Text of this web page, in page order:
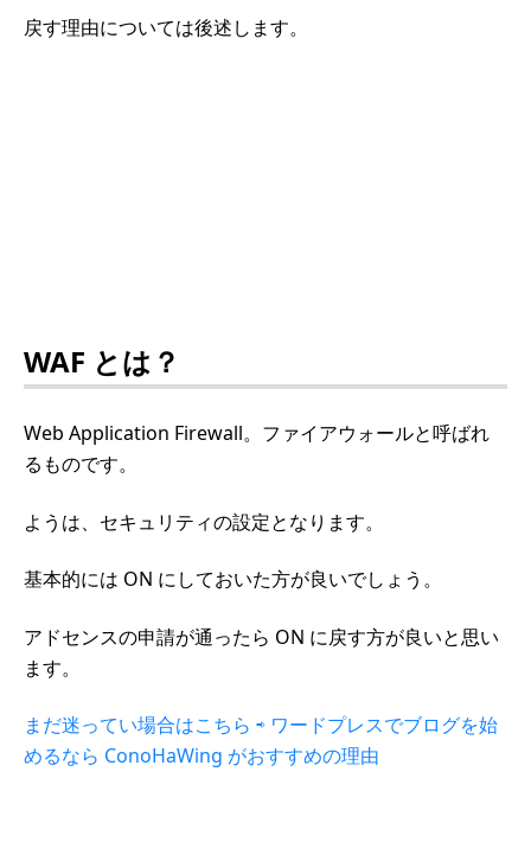
戻す理由については後述します。
WAF とは？
Web Application Firewall。ファイアウォールと呼ばれ
るものです。
ようは、セキュリティの設定となります。
基本的には ON にしておいた方が良いでしょう。
アドセンスの申請が通ったら ON に戻す方が良いと思い
ます。
まだ迷ってい場合はこちら ⇨ ワードプレスでブログを始
めるなら ConoHaWing がおすすめの理由